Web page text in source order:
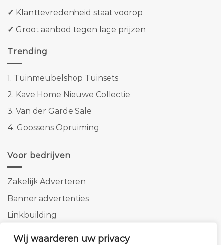
Wij waarderen uw privacy
✓ Klanttevredenheid staat voorop
✓ Groot aanbod tegen lage prijzen
Trending
1. Tuinmeubelshop Tuinsets
2. Kave Home Nieuwe Collectie
3. Van der Garde Sale
4. Goossens Opruiming
Voor bedrijven
Zakelijk Adverteren
Banner advertenties
Linkbuilding